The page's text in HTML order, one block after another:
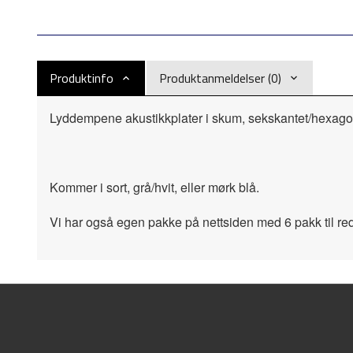
Produktinfo Produktanmeldelser (0)
Lyddempene akustikkplater i skum, sekskantet/
Kommer i sort, grå/hvit, eller mørk blå.
Vi har også egen pakke på nettsiden med 6 pakk til